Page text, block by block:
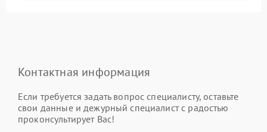
Контактная информация
Если требуется задать вопрос специалисту, оставьте
свои данные и дежурный специалист с радостью
проконсультирует Вас!